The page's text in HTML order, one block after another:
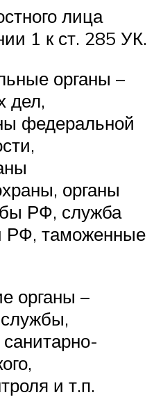
лица
1 к ст. 285 УК.
органы –
дел,
федеральной
органы
РФ, служба
РФ, таможенные
органы –
и т.п.